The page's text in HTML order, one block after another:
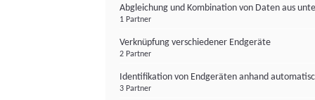
Abgleichung und Kombination von Daten aus
1 Partner
Verknüpfung verschiedener Endgeräte
2 Partner
Identifikation von Endgeräten anhand
3 Partner